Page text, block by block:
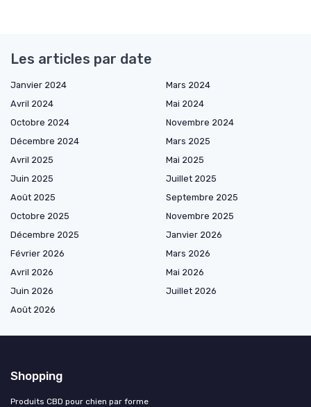
Les articles par date
Janvier 2024
Mars 2024
Avril 2024
Mai 2024
Octobre 2024
Novembre 2024
Décembre 2024
Mars 2025
Avril 2025
Mai 2025
Juin 2025
Juillet 2025
Août 2025
Septembre 2025
Octobre 2025
Novembre 2025
Décembre 2025
Janvier 2026
Février 2026
Mars 2026
Avril 2026
Mai 2026
Juin 2026
Juillet 2026
Août 2026
Shopping
Produits CBD pour chien par forme